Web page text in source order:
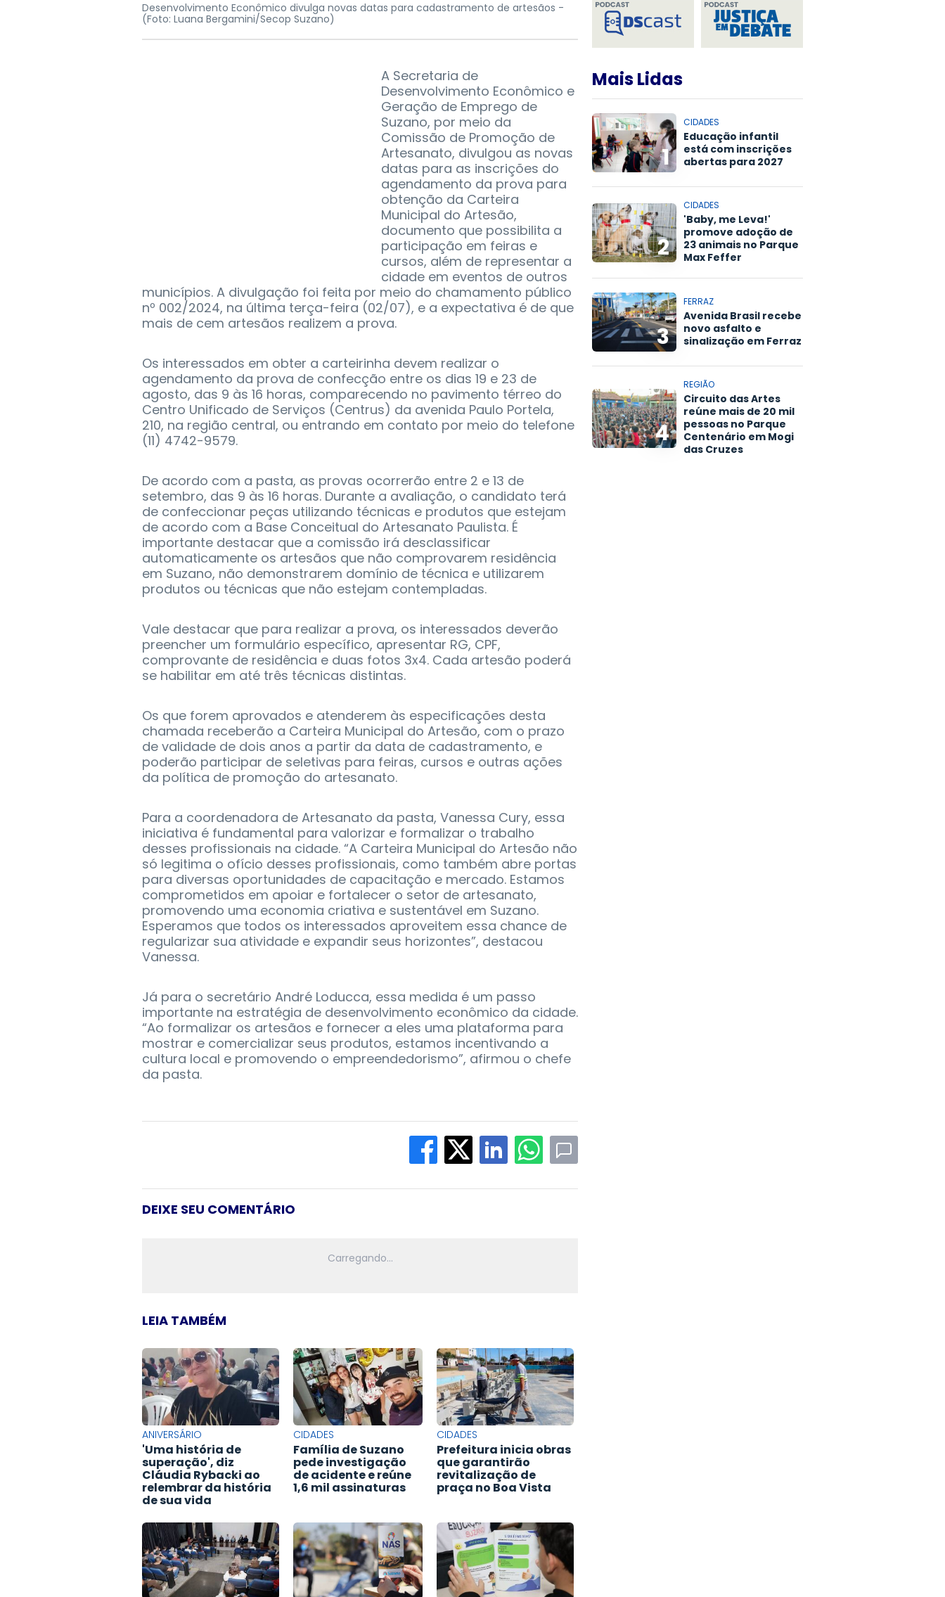
Desenvolvimento Econômico divulga novas datas para cadastramento de artesãos -
(Foto: Luana Bergamini/Secop Suzano)
A Secretaria de
Desenvolvimento Econômico e
Geração de Emprego de
Suzano, por meio da
Comissão de Promoção de
Artesanato, divulgou as novas
datas para as inscrições do
agendamento da prova para
obtenção da Carteira
Municipal do Artesão,
documento que possibilita a
participação em feiras e
cursos, além de representar a
cidade em eventos de outros
municípios. A divulgação foi feita por meio do chamamento público
nº 002/2024, na última terça-feira (02/07), e a expectativa é de que
mais de cem artesãos realizem a prova.
Os interessados em obter a carteirinha devem realizar o
agendamento da prova de confecção entre os dias 19 e 23 de
agosto, das 9 às 16 horas, comparecendo no pavimento térreo do
Centro Unificado de Serviços (Centrus) da avenida Paulo Portela,
210, na região central, ou entrando em contato por meio do telefone
(11) 4742-9579.
De acordo com a pasta, as provas ocorrerão entre 2 e 13 de
setembro, das 9 às 16 horas. Durante a avaliação, o candidato terá
de confeccionar peças utilizando técnicas e produtos que estejam
de acordo com a Base Conceitual do Artesanato Paulista. É
importante destacar que a comissão irá desclassificar
automaticamente os artesãos que não comprovarem residência
em Suzano, não demonstrarem domínio de técnica e utilizarem
produtos ou técnicas que não estejam contempladas.
Vale destacar que para realizar a prova, os interessados deverão
preencher um formulário específico, apresentar RG, CPF,
comprovante de residência e duas fotos 3x4. Cada artesão poderá
se habilitar em até três técnicas distintas.
Os que forem aprovados e atenderem às especificações desta
chamada receberão a Carteira Municipal do Artesão, com o prazo
de validade de dois anos a partir da data de cadastramento, e
poderão participar de seletivas para feiras, cursos e outras ações
da política de promoção do artesanato.
Para a coordenadora de Artesanato da pasta, Vanessa Cury, essa
iniciativa é fundamental para valorizar e formalizar o trabalho
desses profissionais na cidade. “A Carteira Municipal do Artesão não
só legitima o ofício desses profissionais, como também abre portas
para diversas oportunidades de capacitação e mercado. Estamos
comprometidos em apoiar e fortalecer o setor de artesanato,
promovendo uma economia criativa e sustentável em Suzano.
Esperamos que todos os interessados aproveitem essa chance de
regularizar sua atividade e expandir seus horizontes”, destacou
Vanessa.
Já para o secretário André Loducca, essa medida é um passo
importante na estratégia de desenvolvimento econômico da cidade.
“Ao formalizar os artesãos e fornecer a eles uma plataforma para
mostrar e comercializar seus produtos, estamos incentivando a
cultura local e promovendo o empreendedorismo”, afirmou o chefe
da pasta.
DEIXE SEU COMENTÁRIO
LEIA TAMBÉM
ANIVERSÁRIO
'Uma história de
superação', diz
Cláudia Rybacki ao
relembrar da história
de sua vida
CIDADES
Família de Suzano
pede investigação
de acidente e reúne
1,6 mil assinaturas
CIDADES
Prefeitura inicia obras
que garantirão
revitalização de
praça no Boa Vista
Mais Lidas
1
CIDADES
Educação infantil
está com inscrições
abertas para 2027
2
CIDADES
'Baby, me Leva!'
promove adoção de
23 animais no Parque
Max Feffer
3
FERRAZ
Avenida Brasil recebe
novo asfalto e
sinalização em Ferraz
4
REGIÃO
Circuito das Artes
reúne mais de 20 mil
pessoas no Parque
Centenário em Mogi
das Cruzes